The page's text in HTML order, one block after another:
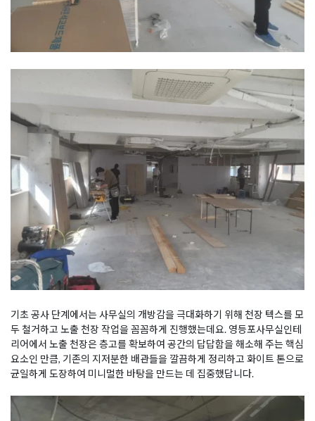
기초 공사 단계에서는 사무실의 개방감을 극대화하기 위해 천장 텍스를 모
두 철거하고 노출 천장 작업을 꼼꼼하게 진행했는데요. 영등포사무실인테
리어에서 노출 천장은 층고를 확보하여 공간의 답답함을 해소해 주는 핵심
요소인 만큼, 기존의 지저분한 배관들을 깔끔하게 정리하고 화이트 톤으로
균일하게 도장하여 미니멀한 바탕을 만드는 데 집중했답니다.